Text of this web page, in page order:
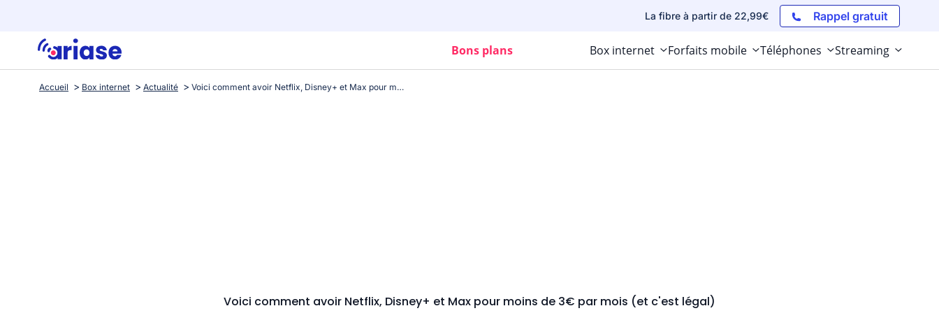
La fibre à partir de 22,99€ Rappel gratuit
Bons plans Box internet Forfaits mobile Téléphones Streaming
Accueil Box internet Actualité Voici comment avoir Netflix, Disney+ et Max pour moins de 3€ par mois (et c'est légal)
Voici comment avoir Netflix, Disney+ et Max pour moins de 3€ par mois (et c'est légal)